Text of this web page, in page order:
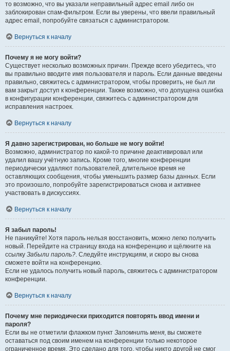
то возможно, что вы указали неправильный адрес email либо он
заблокирован спам-фильтром. Если вы уверены, что ввели правильный
адрес email, попробуйте связаться с администратором.
Вернуться к началу
Почему я не могу войти?
Существует несколько возможных причин. Прежде всего убедитесь, что
вы правильно вводите имя пользователя и пароль. Если данные введены
правильно, свяжитесь с администратором, чтобы проверить, не был ли
вам закрыт доступ к конференции. Также возможно, что допущена ошибка
в конфигурации конференции, свяжитесь с администратором для
исправления настроек.
Вернуться к началу
Я давно зарегистрирован, но больше не могу войти!
Возможно, администратор по какой-то причине деактивировал или
удалил вашу учётную запись. Кроме того, многие конференции
периодически удаляют пользователей, длительное время не
оставляющих сообщения, чтобы уменьшить размер базы данных. Если
это произошло, попробуйте зарегистрироваться снова и активнее
участвовать в дискуссиях.
Вернуться к началу
Я забыл пароль!
Не паникуйте! Хотя пароль нельзя восстановить, можно легко получить
новый. Перейдите на страницу входа на конференцию и щёлкните на
ссылку Забыли пароль?. Следуйте инструкциям, и скоро вы снова
сможете войти на конференцию.
Если не удалось получить новый пароль, свяжитесь с администратором
конференции.
Вернуться к началу
Почему мне периодически приходится повторять ввод имени и
пароля?
Если вы не отметили флажком пункт Запомнить меня, вы сможете
оставаться под своим именем на конференции только некоторое
ограниченное время. Это сделано для того, чтобы никто другой не смог